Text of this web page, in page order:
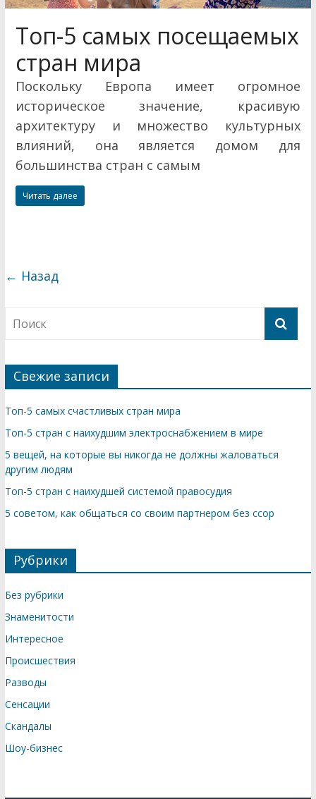
Топ-5 самых посещаемых
стран мира
Поскольку Европа имеет огромное
историческое значение, красивую
архитектуру и множество культурных
влияний, она является домом для
большинства стран с самым
Читать далее
← Назад
Свежие записи
Топ-5 самых счастливых стран мира
Топ-5 стран с наихудшим электроснабжением в мире
5 вещей, на которые вы никогда не должны жаловаться
другим людям
Топ-5 стран с наихудшей системой правосудия
5 советом, как общаться со своим партнером без ссор
Рубрики
Без рубрики
Знаменитости
Интересное
Происшествия
Разводы
Сенсации
Скандалы
Шоу-бизнес